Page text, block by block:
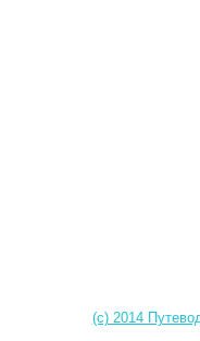
(c) 2014